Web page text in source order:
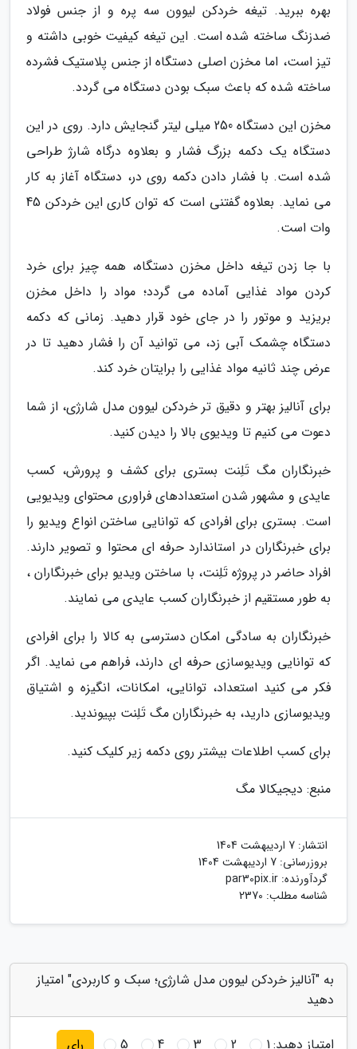
بهره ببرید. تیغه خردکن لیوون سه پره و از جنس فولاد
ضدزنگ ساخته شده است. این تیغه کیفیت خوبی داشته و
تیز است، اما مخزن اصلی دستگاه از جنس پلاستیک فشرده
ساخته شده که باعث سبک بودن دستگاه می گردد.
مخزن این دستگاه 250 میلی لیتر گنجایش دارد. روی در این
دستگاه یک دکمه بزرگ فشار و بعلاوه درگاه شارژ طراحی
شده است. با فشار دادن دکمه روی در، دستگاه آغاز به کار
می نماید. بعلاوه گفتنی است که توان کاری این خردکن 45
وات است.
با جا زدن تیغه داخل مخزن دستگاه، همه چیز برای خرد
کردن مواد غذایی آماده می گردد؛ مواد را داخل مخزن
بریزید و موتور را در جای خود قرار دهید. زمانی که دکمه
دستگاه چشمک آبی زد، می توانید آن را فشار دهید تا در
عرض چند ثانیه مواد غذایی را برایتان خرد کند.
برای آنالیز بهتر و دقیق تر خردکن لیوون مدل شارژی، از شما
دعوت می کنیم تا ویدیوی بالا را دیدن کنید.
خبرنگاران مگ تَلِنت بستری برای کشف و پرورش، کسب
عایدی و مشهور شدن استعدادهای فراوری محتوای ویدیویی
است. بستری برای افرادی که توانایی ساختن انواع ویدیو را
برای خبرنگاران در استاندارد حرفه ای محتوا و تصویر دارند.
افراد حاضر در پروژه تَلِنت، با ساختن ویدیو برای خبرنگاران ،
به طور مستقیم از خبرنگاران کسب عایدی می نمایند.
خبرنگاران به سادگی امکان دسترسی به کالا را برای افرادی
که توانایی ویدیوسازی حرفه ای دارند، فراهم می نماید. اگر
فکر می کنید استعداد، توانایی، امکانات، انگیزه و اشتیاق
ویدیوسازی دارید، به خبرنگاران مگ تَلِنت بپیوندید.
برای کسب اطلاعات بیشتر روی دکمه زیر کلیک کنید.
منبع: دیجیکالا مگ
انتشار: 7 اردیبهشت 1404
بروزرسانی: 7 اردیبهشت 1404
گردآورنده: par30pix.ir
شناسه مطلب: 2370
به "آنالیز خردکن لیوون مدل شارژی؛ سبک و کاربردی" امتیاز
دهید
امتیاز دهید:1
2
3
4
5 رای